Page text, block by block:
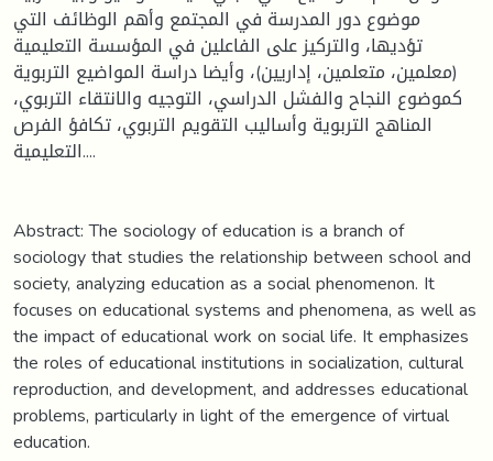
موضوع دور المدرسة في المجتمع وأهم الوظائف التي
تؤديها، والتركيز على الفاعلين في المؤسسة التعليمية
(معلمين، متعلمين، إداريين)، وأيضا دراسة المواضيع التربوية
كموضوع النجاح والفشل الدراسي، التوجيه والانتقاء التربوي،
المناهج التربوية وأساليب التقويم التربوي، تكافؤ الفرص
التعليمية....
Abstract: The sociology of education is a branch of
sociology that studies the relationship between school and
society, analyzing education as a social phenomenon. It
focuses on educational systems and phenomena, as well as
the impact of educational work on social life. It emphasizes
the roles of educational institutions in socialization, cultural
reproduction, and development, and addresses educational
problems, particularly in light of the emergence of virtual
education.